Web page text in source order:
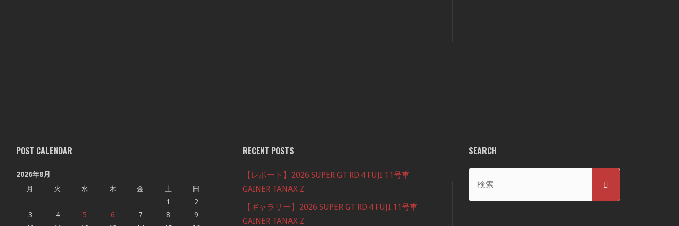
POST CALENDAR
2026年8月
月
火 水 木 金 土
日
1
2
3
4 5 6 7 8
9
RECENT POSTS
【レポート】2026 SUPER GT RD.4 FUJI 11号車
GAINER TANAX Z
【ギャラリー】2026 SUPER GT RD.4 FUJI 11号車
GAINER TANAX Z
SEARCH
対
検